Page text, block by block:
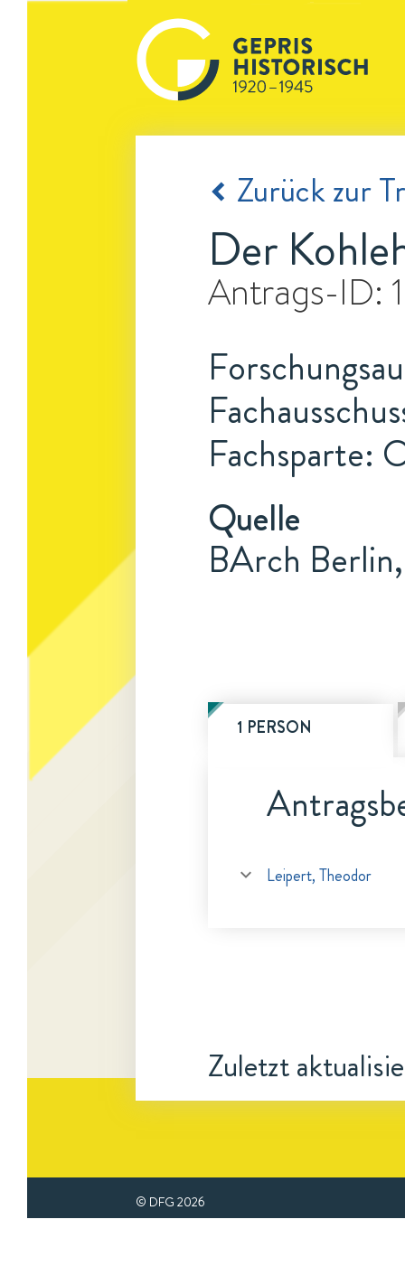
Zurück zur
Der
Antrags-ID:
Fachsparte:
Quelle
BArch
1 PERSON
Leipert, Theodor
Zuletzt
© DFG 2026